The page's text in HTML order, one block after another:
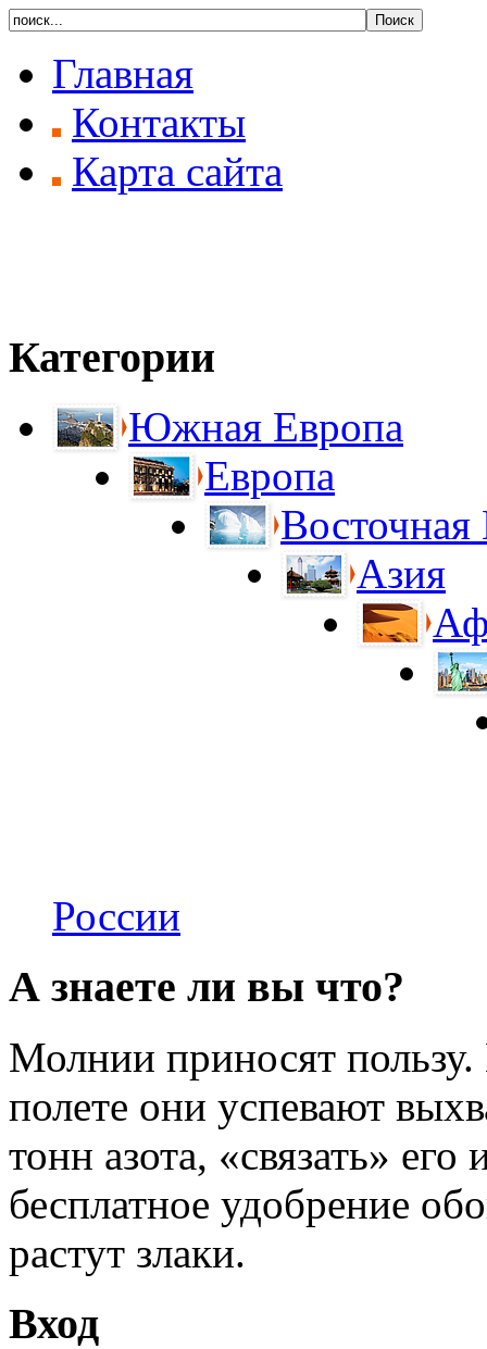
Главная
Контакты
Карта сайта
Категории
Южная Европа
Европа
Восточная
Азия
России
А знаете ли вы что?
Молнии приносят
полете они успевают
тонн азота, «связать»
бесплатное удобрение
растут злаки.
Вход